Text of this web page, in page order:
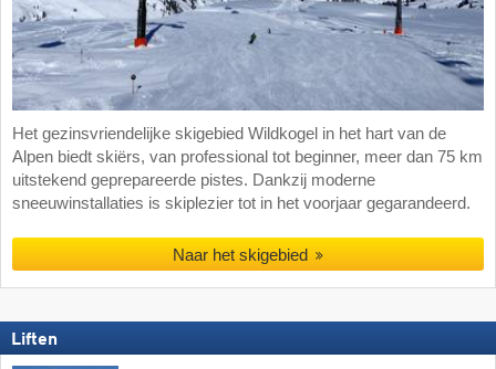
Het gezinsvriendelijke skigebied Wildkogel in het hart van de
Alpen biedt skiërs, van professional tot beginner, meer dan 75 km
uitstekend geprepareerde pistes. Dankzij moderne
sneeuwinstallaties is skiplezier tot in het voorjaar gegarandeerd.
Naar het skigebied
Liften